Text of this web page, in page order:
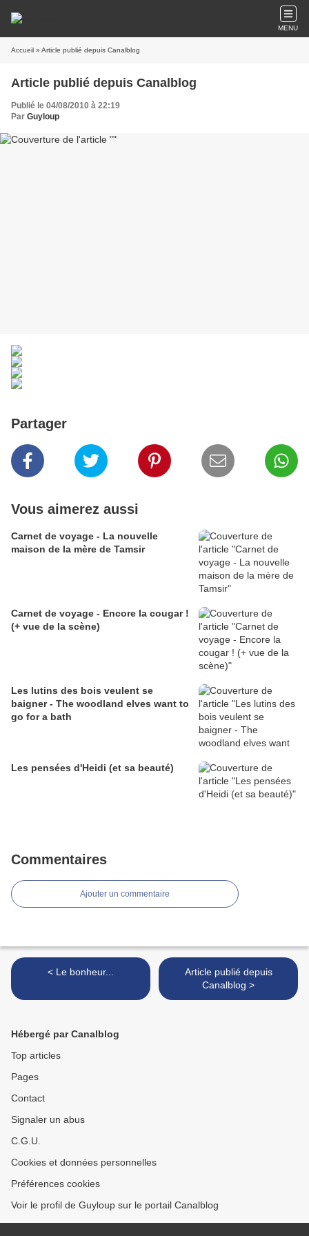
MENU
Accueil » Article publié depuis Canalblog
Article publié depuis Canalblog
Publié le 04/08/2010 à 22:19
Par Guyloup
Partager
Vous aimerez aussi
Carnet de voyage - La nouvelle
maison de la mère de Tamsir
Carnet de voyage - Encore la cougar !
(+ vue de la scène)
Les lutins des bois veulent se
baigner - The woodland elves want to
go for a bath
Les pensées d'Heidi (et sa beauté)
Commentaires
Ajouter un commentaire
< Le bonheur...
Article publié depuis
Canalblog >
Hébergé par Canalblog
Top articles
Pages
Contact
Signaler un abus
C.G.U.
Cookies et données personnelles
Préférences cookies
Voir le profil de Guyloup sur le portail Canalblog